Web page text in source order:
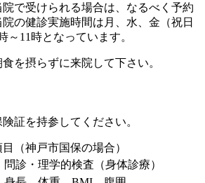
で受けられる場合は、なるべく予約
の健診実施時間は月、水、金（祝日
～11時となっています。
を摂らずに来院して下さい。
証を持参してください。
（神戸市国保の場合）
問診・理学的検査（身体診療）